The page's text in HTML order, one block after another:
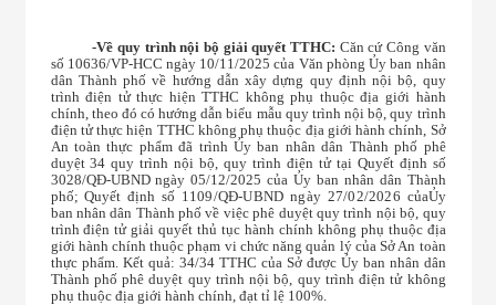
-Về quy trình nội bộ giải quyết TTHC: Căn cứ Công văn
số 10636/VP-HCC ngày 10/11/2025 của Văn phòng Ủy ban nhân
dân Thành phố về hướng dẫn xây dựng quy định nội bộ, quy
trình điện tử thực hiện TTHC không phụ thuộc địa giới hành
chính, theo đó có hướng dẫn biểu mẫu quy trình nội bộ, quy trình
điện tử thực hiện TTHC không phụ thuộc địa giới hành chính, Sở
An toàn thực phẩm đã trình Ủy ban nhân dân Thành phố phê
duyệt 34 quy trình nội bộ, quy trình điện tử tại Quyết định số
3028/QĐ-UBND ngày 05/12/2025 của Ủy ban nhân dân Thành
phố; Quyết định số 1109/QĐ-UBND ngày 27/02/2026 củaỦy
ban nhân dân Thành phốvề việc phê duyệt quy trình nội bộ, quy
trình điện tử giải quyết thủ tục hành chính không phụ thuộc địa
giới hành chính thuộc phạm vi chức năng quản lý của Sở An toàn
thực phẩm. Kết quả: 34/34 TTHC của Sở được Ủy ban nhân dân
Thành phố phê duyệt quy trình nội bộ, quy trình điện tử không
phụ thuộc địa giới hành chính, đạt tỉ lệ 100%.